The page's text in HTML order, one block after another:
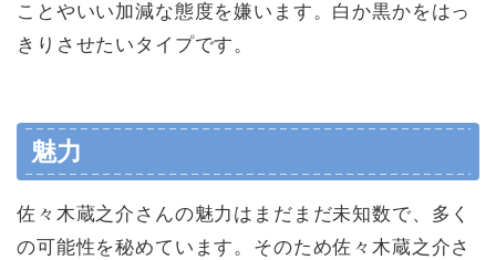
ことやいい加減な態度を嫌います。白か黒かをはっ
きりさせたいタイプです。
魅力
佐々木蔵之介さんの魅力はまだまだ未知数で、多く
の可能性を秘めています。そのため佐々木蔵之介さ